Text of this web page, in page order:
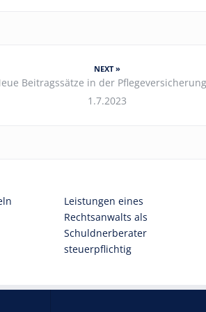
NEXT »
Beitragssätze in der
1.7.2023
Leistungen eines
Rechtsanwalts als
Schuldnerberater
steuerpflichtig